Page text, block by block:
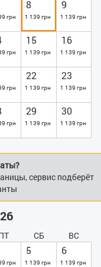
грн
8
1 139 грн
9
1 139 грн
грн
15
1 139 грн
16
1 139 грн
грн
22
1 139 грн
23
1 139 грн
грн
29
1 139 грн
30
1 139 грн
сервис подберёт
СБ ВС
грн
5
1 139 грн
6
1 139 грн